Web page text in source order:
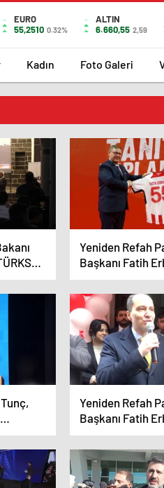
EURO
55,2510 0.32%
ALTIN
6.660,55 2,59
Kadın Foto Galeri
Yeniden Refah
Başkanı Fatih
Türkiye’nin en
siyasi partisiyiz
Yeniden Refah
Başkanı Fatih
2028’de
milli kaynak
kaynak